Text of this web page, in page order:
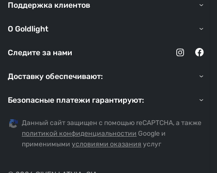
Поддержка клиентов
O Goldlight
Следите за нами
Доставку обеспечивают:
Безопасные платежи гарантируют:
Данный сайт защищен с помощью reCAPTCHA, а также
политикой конфиденциальностии Google и
применимыми условиями оказания услуг